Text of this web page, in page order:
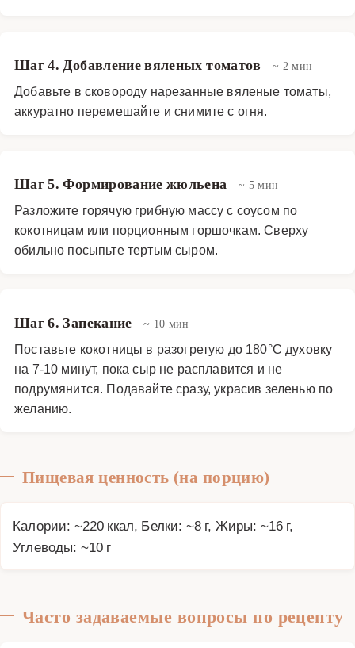
Шаг 4. Добавление вяленых томатов ~ 2 мин
Добавьте в сковороду нарезанные вяленые томаты,
аккуратно перемешайте и снимите с огня.
Шаг 5. Формирование жюльена ~ 5 мин
Разложите горячую грибную массу с соусом по
кокотницам или порционным горшочкам. Сверху
обильно посыпьте тертым сыром.
Шаг 6. Запекание ~ 10 мин
Поставьте кокотницы в разогретую до 180°C духовку
на 7-10 минут, пока сыр не расплавится и не
подрумянится. Подавайте сразу, украсив зеленью по
желанию.
Пищевая ценность (на порцию)
Калории: ~220 ккал, Белки: ~8 г, Жиры: ~16 г,
Углеводы: ~10 г
Часто задаваемые вопросы по рецепту